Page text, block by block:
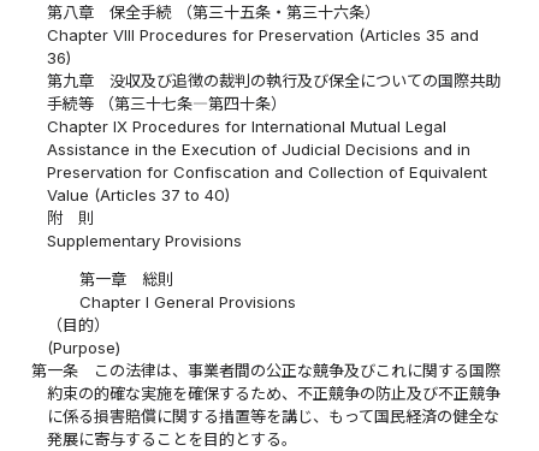
第八章 保全手続 （第三十五条・第三十六条）
Chapter VIII Procedures for Preservation (Articles 35 and
36)
第九章 没収及び追徴の裁判の執行及び保全についての国際共助
手続等 （第三十七条―第四十条）
Chapter IX Procedures for International Mutual Legal
Assistance in the Execution of Judicial Decisions and in
Preservation for Confiscation and Collection of Equivalent
Value (Articles 37 to 40)
附 則
Supplementary Provisions
第一章 総則
Chapter I General Provisions
（目的）
(Purpose)
第一条
この法律は、事業者間の公正な競争及びこれに関する国際
約束の的確な実施を確保するため、不正競争の防止及び不正競争
に係る損害賠償に関する措置等を講じ、もって国民経済の健全な
発展に寄与することを目的とする。